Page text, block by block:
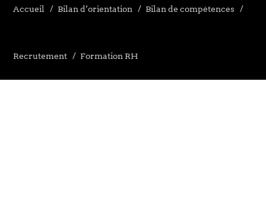
Accueil Bilan d’orientation Bilan de compétences
Recrutement Formation RH